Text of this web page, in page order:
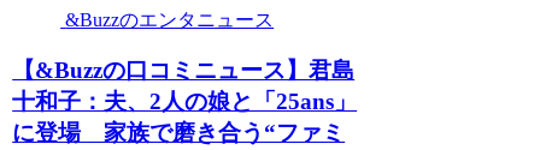
&Buzzのエンタニュース
【&Buzzの口コミニュース】君島
十和子：夫、2人の娘と「25ans」
に登場 家族で磨き合う“ファミ